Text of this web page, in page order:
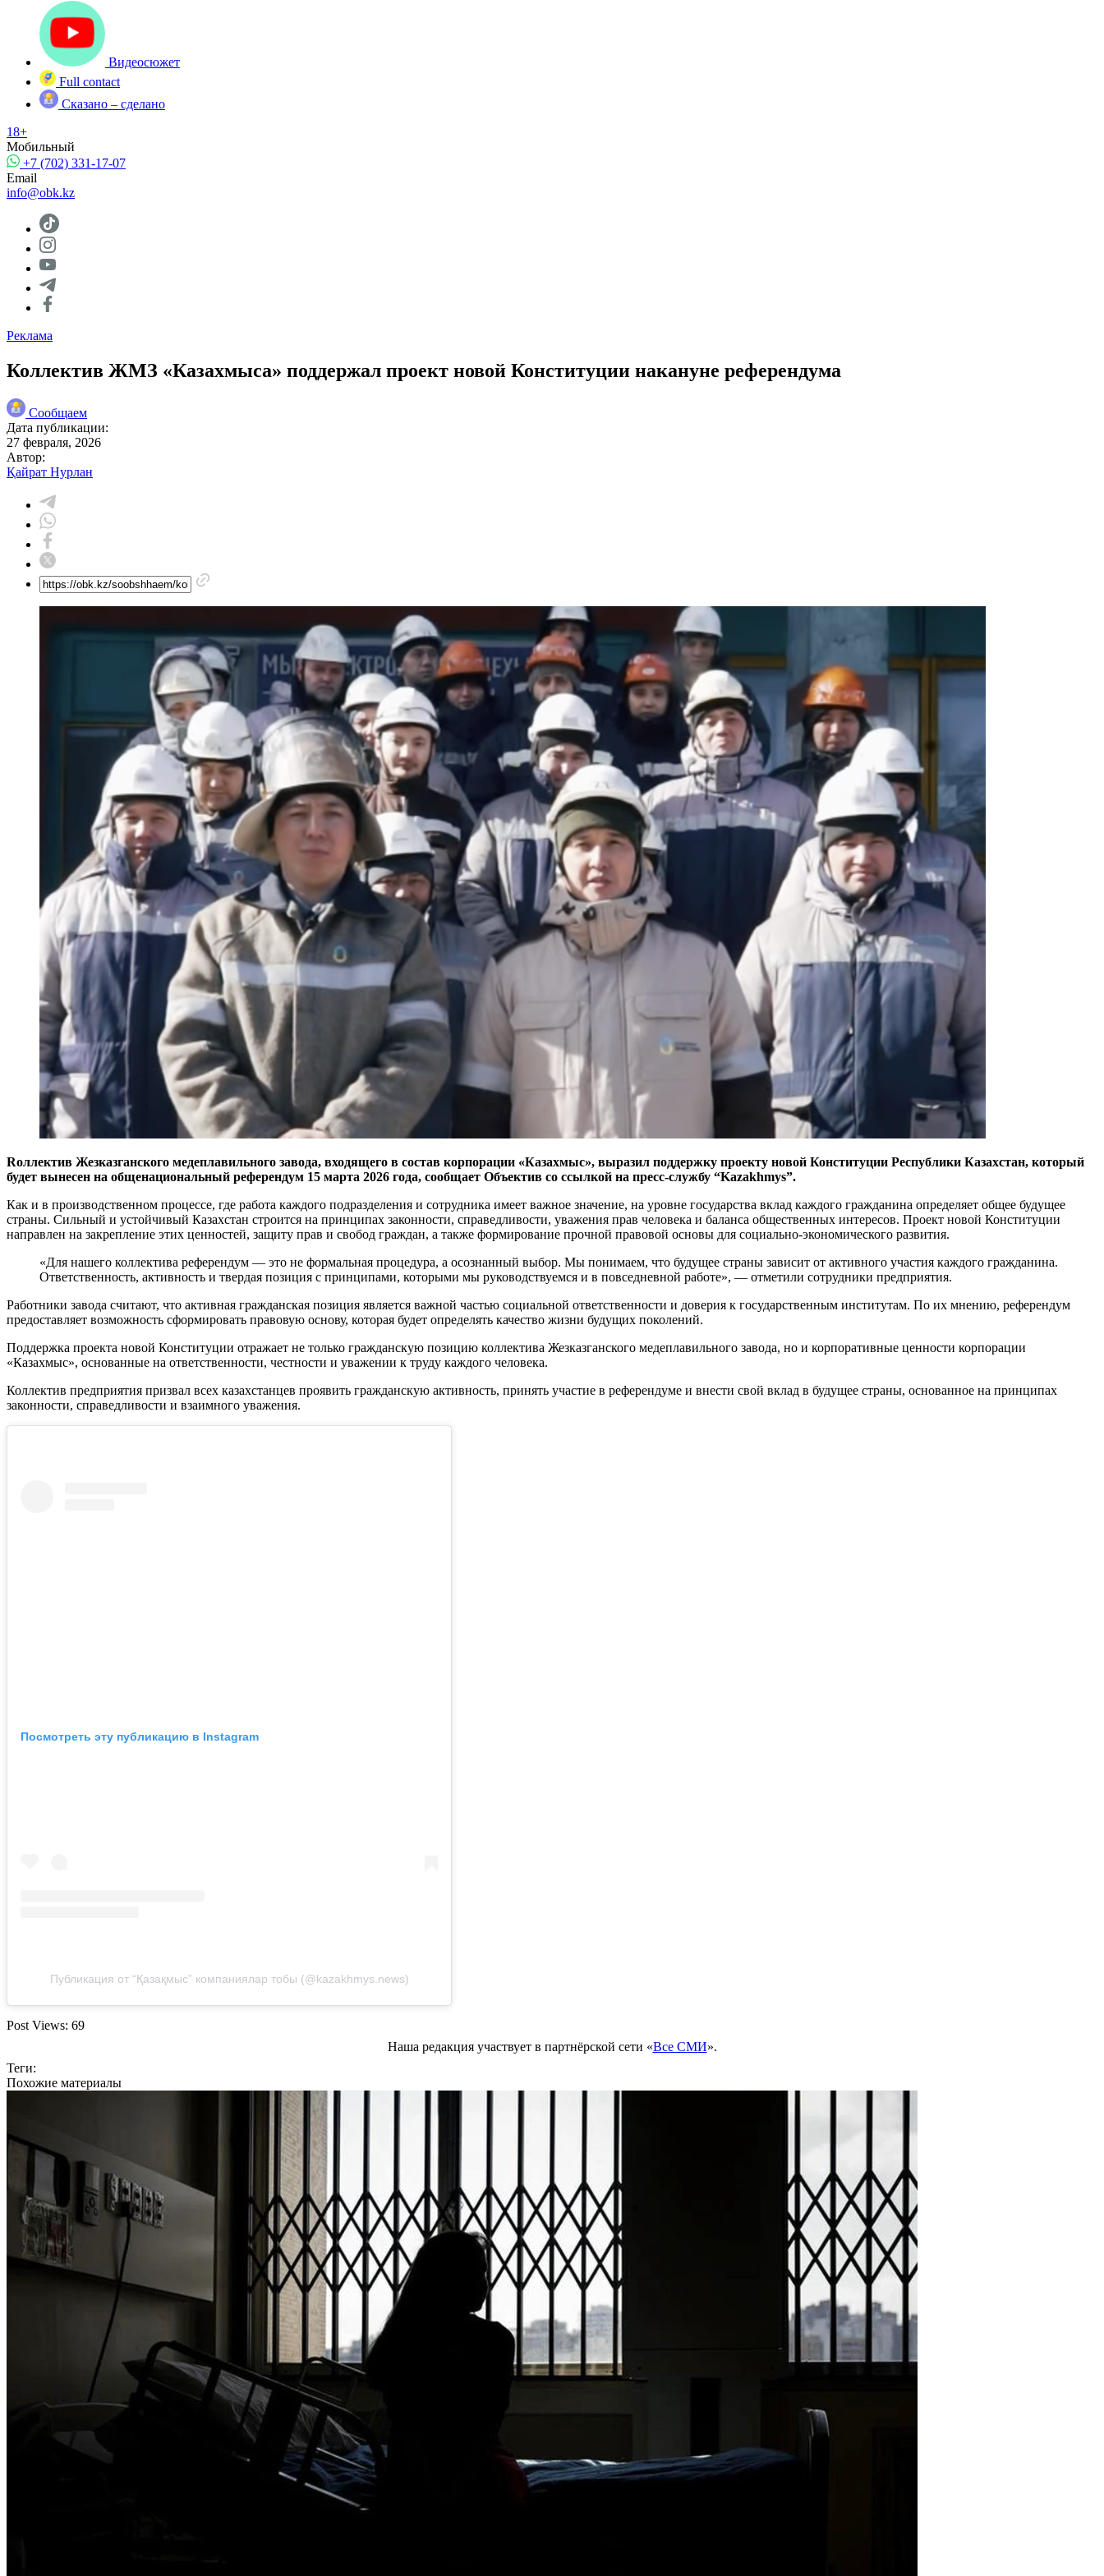
Видеосюжет
Full contact
Сказано – сделано
18+
Мобильный
+7 (702) 331-17-07
Email
info@obk.kz
Реклама
Коллектив ЖМЗ «Казахмыса» поддержал проект новой Конституции накануне референдума
Сообщаем
Дата публикации:
27 февраля, 2026
Автор:
Қайрат Нурлан
Rоллектив Жезказганского медеплавильного завода, входящего в состав корпорации «Казахмыс», выразил поддержку проекту новой Конституции Республики Казахстан, который
будет вынесен на общенациональный референдум 15 марта 2026 года, сообщает Объектив со ссылкой на пресс-службу “Kazakhmys”.
Как и в производственном процессе, где работа каждого подразделения и сотрудника имеет важное значение, на уровне государства вклад каждого гражданина определяет общее будущее
страны. Сильный и устойчивый Казахстан строится на принципах законности, справедливости, уважения прав человека и баланса общественных интересов. Проект новой Конституции
направлен на закрепление этих ценностей, защиту прав и свобод граждан, а также формирование прочной правовой основы для социально-экономического развития.
«Для нашего коллектива референдум — это не формальная процедура, а осознанный выбор. Мы понимаем, что будущее страны зависит от активного участия каждого гражданина.
Ответственность, активность и твердая позиция с принципами, которыми мы руководствуемся и в повседневной работе», — отметили сотрудники предприятия.
Работники завода считают, что активная гражданская позиция является важной частью социальной ответственности и доверия к государственным институтам. По их мнению, референдум
предоставляет возможность сформировать правовую основу, которая будет определять качество жизни будущих поколений.
Поддержка проекта новой Конституции отражает не только гражданскую позицию коллектива Жезказганского медеплавильного завода, но и корпоративные ценности корпорации
«Казахмыс», основанные на ответственности, честности и уважении к труду каждого человека.
Коллектив предприятия призвал всех казахстанцев проявить гражданскую активность, принять участие в референдуме и внести свой вклад в будущее страны, основанное на принципах
законности, справедливости и взаимного уважения.
Посмотреть эту публикацию в Instagram
Публикация от “Қазақмыс” компаниялар тобы (@kazakhmys.news)
Post Views: 69
Наша редакция участвует в партнёрской сети «Все СМИ».
Теги:
Похожие материалы